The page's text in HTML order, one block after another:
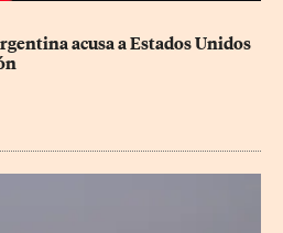
acusa a Estados Unidos